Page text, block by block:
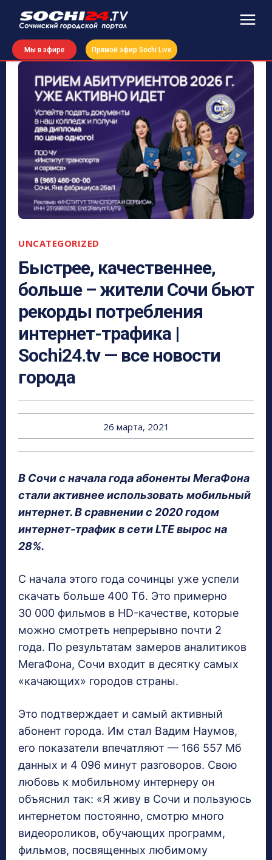
Мы в эфире Прямой эфир Sochi Live
UNCATEGORIZED
Быстрее, качественнее,
больше – жители Сочи бьют
рекорды потребления
интернет-трафика |
Sochi24.tv — все новости
города
26 марта, 2021
В Сочи с начала года абоненты МегаФона
стали активнее использовать мобильный
интернет. В сравнении с 2020 годом
интернет-трафик в сети LTE вырос на
28%.
С начала этого года сочинцы уже успели
скачать больше 400 Тб. Это примерно
30 000 фильмов в HD-качестве, которые
можно смотреть непрерывно почти 2
года. По результатам замеров аналитиков
МегаФона, Сочи входит в десятку самых
«качающих» городов страны.
Это подтверждает и самый активный
абонент города. Им стал Вадим Наумов,
его показатели впечатляют — 166 557 Мб
данных и 4 096 минут разговоров. Свою
любовь к мобильному интернеру он
объяснил так: «Я живу в Сочи и пользуюсь
интернетом постоянно, смотрю много
видеороликов, обучающих программ,
фильмов, посвященных любимому